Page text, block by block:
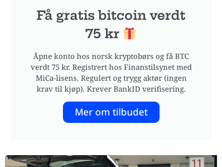
Få gratis bitcoin verdt
75 kr
Åpne konto hos norsk kryptobørs og få BTC
verdt 75 kr. Registrert hos Finanstilsynet med
MiCa-lisens. Regulert og trygg aktør (ingen
krav til kjøp). Krever BankID verifisering.
Mer om tilbudet